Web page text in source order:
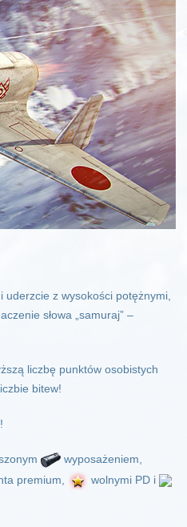
z wysokości potężnymi,
słowa „samuraj” –
liczbę punktów osobistych
bitew!
wyposażeniem,
premium,
wolnymi PD i